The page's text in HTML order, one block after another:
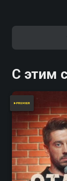
С этим